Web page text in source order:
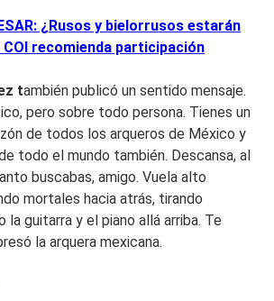
¿Rusos y bielorrusos estarán
COI recomienda participación
también publicó un sentido mensaje.
pero sobre todo persona. Tienes un
de todos los arqueros de México y
todo el mundo también. Descansa, al
buscabas, amigo. Vuela alto
mortales hacia atrás, tirando
guitarra y el piano allá arriba. Te
la arquera mexicana.